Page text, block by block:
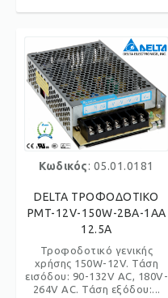
Κωδικός: 05.01.0181
DELTA ΤΡΟΦΟΔΟΤΙΚΟ
PMT-12V-150W-2BA-1AA
12.5A
Τροφοδοτικό γενικής
χρήσης 150W-12V. Τάση
εισόδου: 90-132V AC, 180V-
264V AC. Τάση εξόδου:...